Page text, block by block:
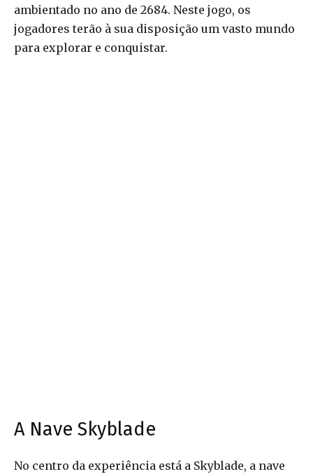
ambientado no ano de 2684. Neste jogo, os
jogadores terão à sua disposição um vasto mundo
para explorar e conquistar.
A Nave Skyblade
No centro da experiência está a Skyblade, a nave